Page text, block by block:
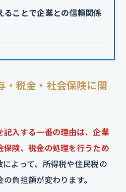
ることで企業との信頼関係
税金・社会保険に関
記入する一番の理由は、企業
保険、税金の処理を行うため
よって、所得税や住民税の
負担額が変わります。